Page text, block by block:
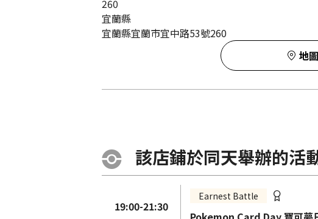
260
宜蘭縣
宜蘭縣宜蘭市宜中路53號260
地圖
該店鋪於同天舉辦的活
19:00-21:30
Earnest Battle